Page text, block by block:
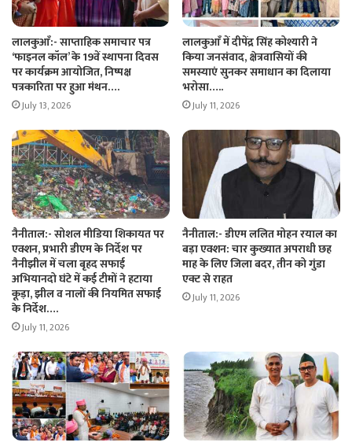
लालकुआँ:- साप्ताहिक समाचार पत्र
‘फाइनल कॉल’ के 19वें स्थापना दिवस
पर कार्यक्रम आयोजित, निष्पक्ष
पत्रकारिता पर हुआ मंथन….
July 13, 2026
लालकुआँ में दीपेंद्र सिंह कोश्यारी ने
किया जनसंवाद, क्षेत्रवासियों की
समस्याएं सुनकर समाधान का दिलाया
भरोसा…..
July 11, 2026
नैनीताल:- सोशल मीडिया शिकायत पर
एक्शन, प्रभारी डीएम के निर्देश पर
नैनीझील में चला बृहद सफाई
अभियानदो घंटे में कई टीमों ने हटाया
कूड़ा, झील व नालों की नियमित सफाई
के निर्देश….
July 11, 2026
नैनीताल:- डीएम ललित मोहन रयाल का
बड़ा एक्शन: चार कुख्यात अपराधी छह
माह के लिए जिला बदर, तीन को गुंडा
एक्ट से राहत
July 11, 2026